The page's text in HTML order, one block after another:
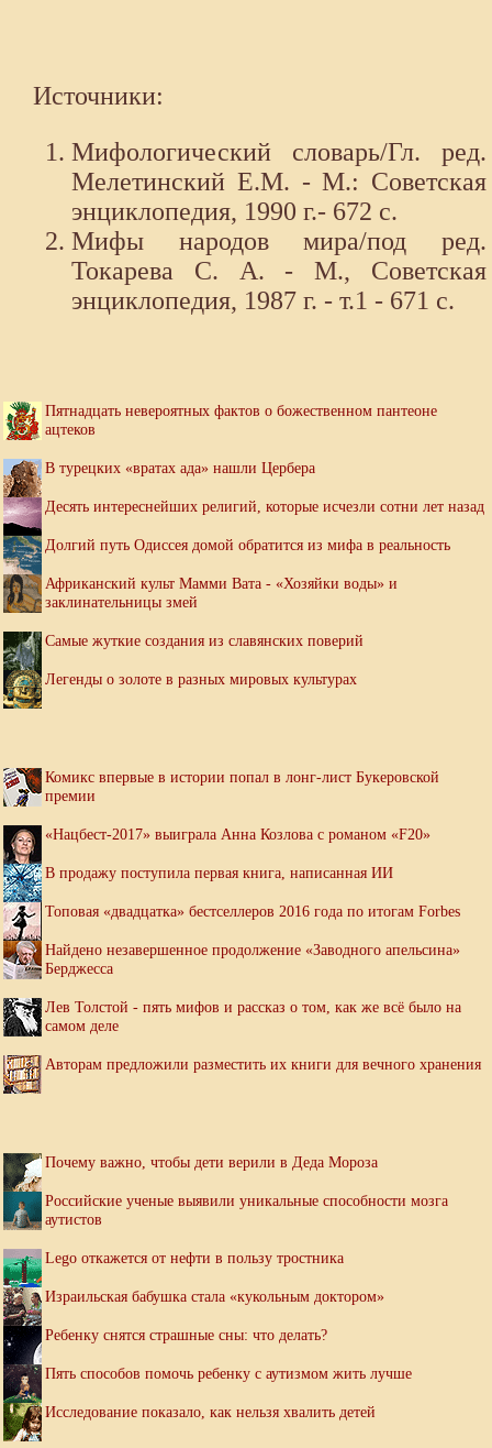
Источники:
Мифологический словарь/Гл. ред.
Мелетинский Е.М. - М.: Советская
энциклопедия, 1990 г.- 672 с.
Мифы народов мира/под ред.
Токарева С. А. - М., Советская
энциклопедия, 1987 г. - т.1 - 671 с.
Пятнадцать невероятных фактов о божественном пантеоне
ацтеков
В турецких «вратах ада» нашли Цербера
Десять интереснейших религий, которые исчезли сотни лет назад
Долгий путь Одиссея домой обратится из мифа в реальность
Африканский культ Мамми Вата - «Хозяйки воды» и
заклинательницы змей
Самые жуткие создания из славянских поверий
Легенды о золоте в разных мировых культурах
Комикс впервые в истории попал в лонг-лист Букеровской
премии
«Нацбест-2017» выиграла Анна Козлова с романом «F20»
В продажу поступила первая книга, написанная ИИ
Топовая «двадцатка» бестселлеров 2016 года по итогам Forbes
Найдено незавершенное продолжение «Заводного апельсина»
Берджесса
Лев Толстой - пять мифов и рассказ о том, как же всё было на
самом деле
Авторам предложили разместить их книги для вечного хранения
Почему важно, чтобы дети верили в Деда Мороза
Российские ученые выявили уникальные способности мозга
аутистов
Lego откажется от нефти в пользу тростника
Израильская бабушка стала «кукольным доктором»
Ребенку снятся страшные сны: что делать?
Пять способов помочь ребенку с аутизмом жить лучше
Исследование показало, как нельзя хвалить детей